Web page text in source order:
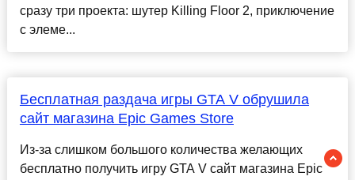
сразу три проекта: шутер Killing Floor 2, приключение
с элеме...
Бесплатная раздача игры GTA V обрушила
сайт магазина Epic Games Store
Из-за слишком большого количества желающих
бесплатно получить игру GTA V сайт магазина Epic